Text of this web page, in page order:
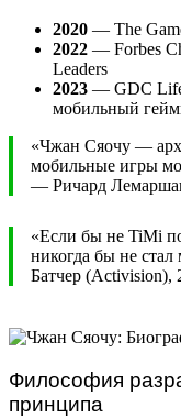
2020 — The
2022 — Forbes
Leaders
2023 — GDC
мобильный
«Чжан Сяочу —
мобильные игры
— Ричард
«Если бы не TiMi
никогда бы не
Батчер (Activision),
Философия
принципа